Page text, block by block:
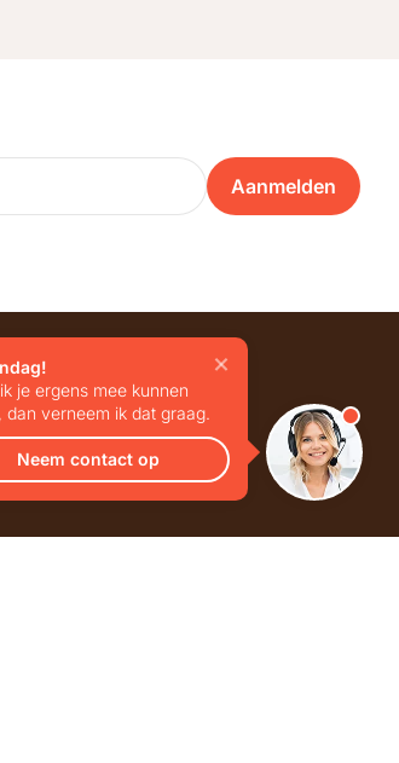
Aanmelden
Overig
Blog
Vacatures
je ergens mee kunnen
dan verneem ik dat graag.
Neem contact op